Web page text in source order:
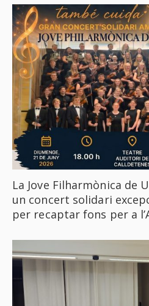
La Jove Filharmònica de
un concert solidari
per recaptar fons per a